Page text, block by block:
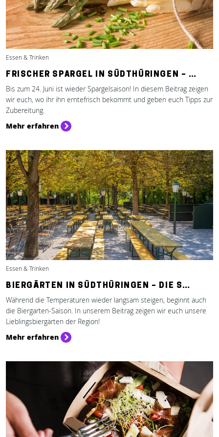
Essen & Trinken
FRISCHER SPARGEL IN SÜDTHÜRINGEN – …
Bis zum 24. Juni ist wieder Spargelsaison! In diesem Beitrag zeigen
wir euch, wo ihr ihn erntefrisch bekommt und geben euch Tipps zur
Zubereitung.
Mehr erfahren
Essen & Trinken
BIERGÄRTEN IN SÜDTHÜRINGEN – DIE S…
Während die Temperaturen wieder langsam steigen, beginnt auch
die Biergarten-Saison. In unserem Beitrag zeigen wir euch unsere
Lieblingsbiergärten der Region!
Mehr erfahren